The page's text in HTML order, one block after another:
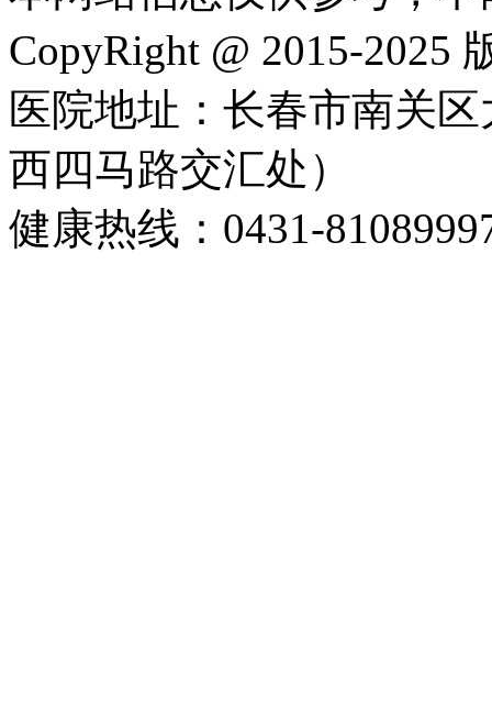
CopyRight @ 2015-2025
医院地址：长春市南关
西四马路交汇处）
健康热线：0431-